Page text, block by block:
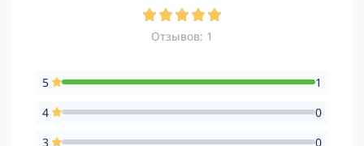
Отзывов: 1
5
1
4
0
3
0